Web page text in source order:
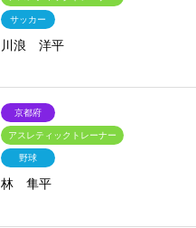
サッカー
川浪 洋平
京都府
アスレティックトレーナー
野球
林 隼平